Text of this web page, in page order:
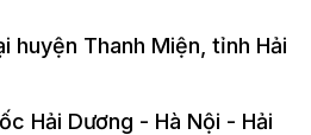
huyện Thanh Miện, tỉnh Hải
Hải Dương - Hà Nội - Hải